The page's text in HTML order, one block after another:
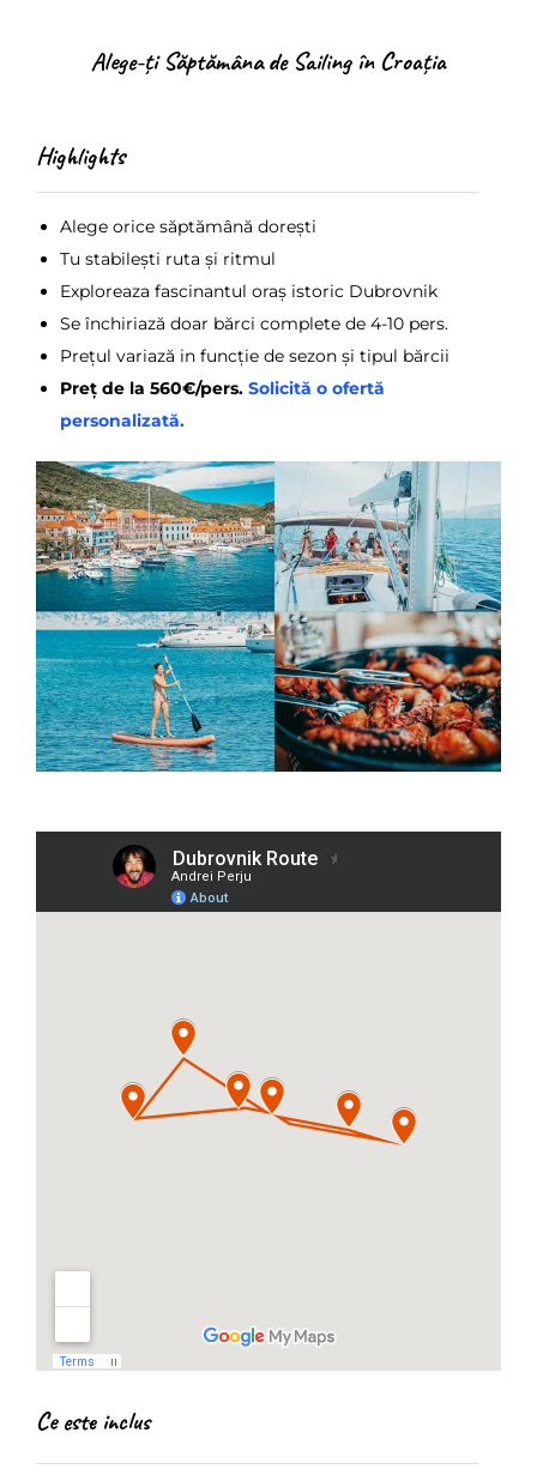
Alege-ți Săptămâna de Sailing în Croația
Highlights
Alege orice săptămână dorești
Tu stabilești ruta și ritmul
Exploreaza fascinantul oraș istoric Dubrovnik
Se închiriază doar bărci complete de 4-10 pers.
Prețul variază in funcție de sezon și tipul bărcii
Preț de la 560€/pers. Solicită o ofertă
personalizată.
Ce este inclus